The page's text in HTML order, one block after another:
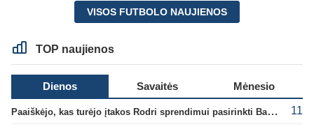
VISOS FUTBOLO NAUJIENOS
TOP naujienos
Dienos Savaitės Mėnesio
Paaiškėjo, kas turėjo įtakos Rodri sprendimui pasirinkti Barselonos pusę 11